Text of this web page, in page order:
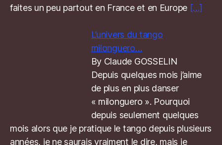
faites un peu partout en France et en Europe […]
L’univers du tango
milonguero…
By Claude GOSSELIN
Depuis quelques mois j’aime
de plus en plus danser
« milonguero ». Pourquoi
depuis seulement quelques
mois alors que je pratique le tango depuis plusieurs
années, je ne saurais vraiment le dire, mais je